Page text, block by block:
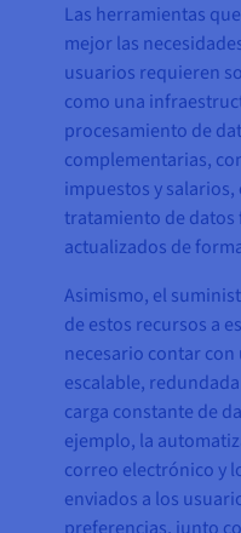
Las herramientas
mejor las
usuarios requieren
como una
procesamiento de
complementarias,
impuestos y
tratamiento de
actualizados de
Asimismo, el
de estos recursos a
necesario contar
escalable,
carga constante de
ejemplo, la
correo electrónico y
enviados a los